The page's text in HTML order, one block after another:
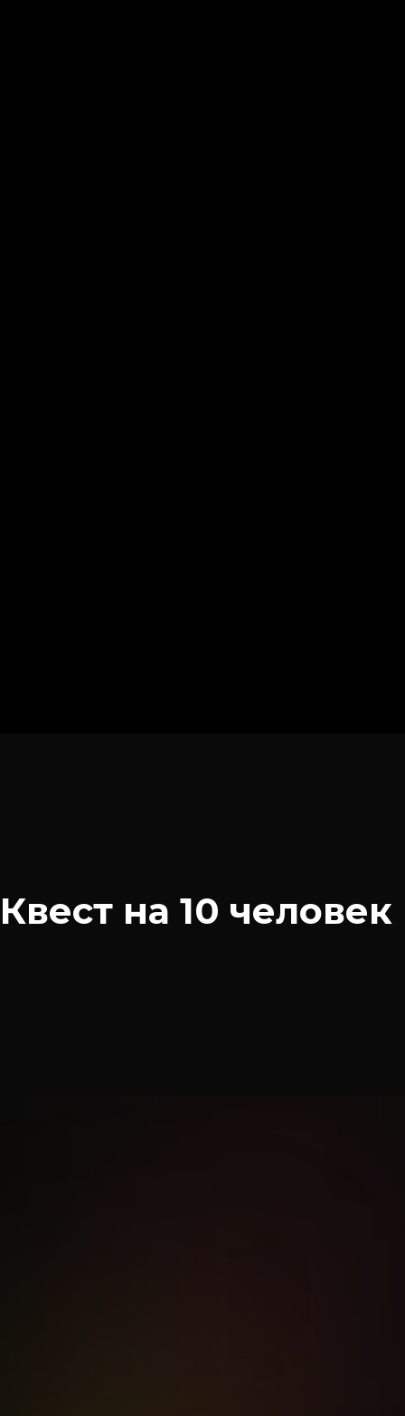
Квест на 10